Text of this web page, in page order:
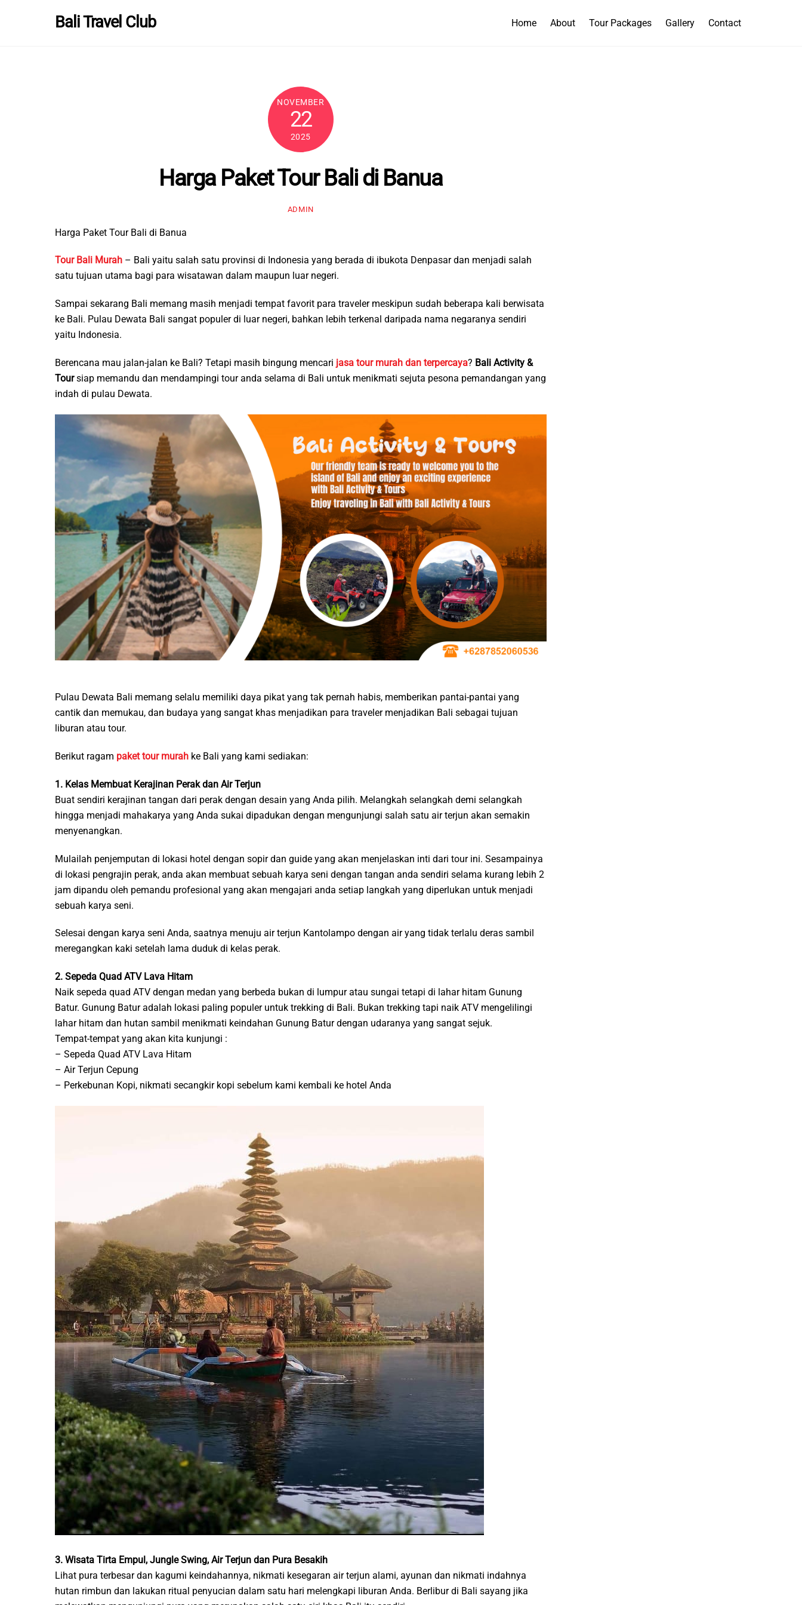
Bali Travel Club Home About Tour Packages Gallery Contact
NOVEMBER
22
2025
Harga Paket Tour Bali di Banua
ADMIN
Harga Paket Tour Bali di Banua
Tour Bali Murah – Bali yaitu salah satu provinsi di Indonesia yang berada di ibukota Denpasar dan menjadi salah
satu tujuan utama bagi para wisatawan dalam maupun luar negeri.
Sampai sekarang Bali memang masih menjadi tempat favorit para traveler meskipun sudah beberapa kali berwisata
ke Bali. Pulau Dewata Bali sangat populer di luar negeri, bahkan lebih terkenal daripada nama negaranya sendiri
yaitu Indonesia.
Berencana mau jalan-jalan ke Bali? Tetapi masih bingung mencari jasa tour murah dan terpercaya? Bali Activity &
Toursiap memandu dan mendampingi tour anda selama di Bali untuk menikmati sejuta pesona pemandangan yang
indah di pulau Dewata.
Pulau Dewata Bali memang selalu memiliki daya pikat yang tak pernah habis, memberikan pantai-pantai yang
cantik dan memukau, dan budaya yang sangat khas menjadikan para traveler menjadikan Bali sebagai tujuan
liburan atau tour.
Berikut ragam paket tour murah ke Bali yang kami sediakan:
1. Kelas Membuat Kerajinan Perak dan Air Terjun
Buat sendiri kerajinan tangan dari perak dengan desain yang Anda pilih. Melangkah selangkah demi selangkah
hingga menjadi mahakarya yang Anda sukai dipadukan dengan mengunjungi salah satu air terjun akan semakin
menyenangkan.
Mulailah penjemputan di lokasi hotel dengan sopir dan guide yang akan menjelaskan inti dari tour ini. Sesampainya
di lokasi pengrajin perak, anda akan membuat sebuah karya seni dengan tangan anda sendiri selama kurang lebih 2
jam dipandu oleh pemandu profesional yang akan mengajari anda setiap langkah yang diperlukan untuk menjadi
sebuah karya seni.
Selesai dengan karya seni Anda, saatnya menuju air terjun Kantolampo dengan air yang tidak terlalu deras sambil
meregangkan kaki setelah lama duduk di kelas perak.
2. Sepeda Quad ATV Lava Hitam
Naik sepeda quad ATV dengan medan yang berbeda bukan di lumpur atau sungai tetapi di lahar hitam Gunung
Batur. Gunung Batur adalah lokasi paling populer untuk trekking di Bali. Bukan trekking tapi naik ATV mengelilingi
lahar hitam dan hutan sambil menikmati keindahan Gunung Batur dengan udaranya yang sangat sejuk.
Tempat-tempat yang akan kita kunjungi :
– Sepeda Quad ATV Lava Hitam
– Air Terjun Cepung
– Perkebunan Kopi, nikmati secangkir kopi sebelum kami kembali ke hotel Anda
3. Wisata Tirta Empul, Jungle Swing, Air Terjun dan Pura Besakih
Lihat pura terbesar dan kagumi keindahannya, nikmati kesegaran air terjun alami, ayunan dan nikmati indahnya
hutan rimbun dan lakukan ritual penyucian dalam satu hari melengkapi liburan Anda. Berlibur di Bali sayang jika